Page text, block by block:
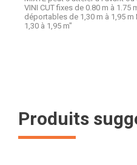
VINI CUT fixes de 0.80 m à 1.75
déportables de 1,30 m à 1,95
1,30 à 1,95 m"
Produits